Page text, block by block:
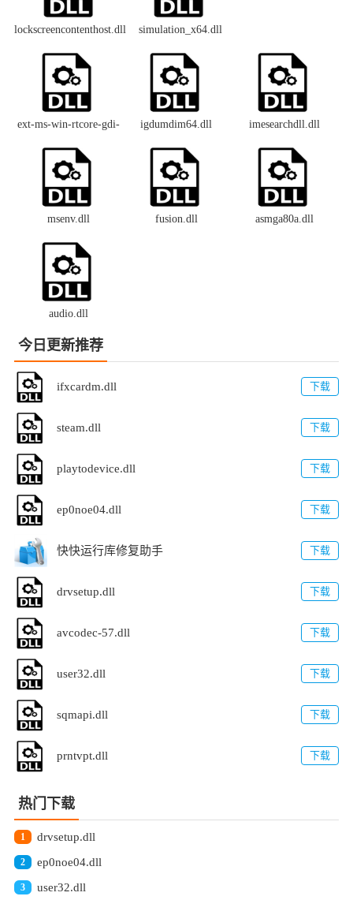
lockscreencontenthost.dll simulation_x64.dll
ext-ms-win-rtcore-gdi-
igdumdim64.dll imesearchdll.dll
msenv.dll fusion.dll asmga80a.dll
audio.dll
今日更新推荐
ifxcardm.dll 下载
steam.dll 下载
playtodevice.dll 下载
ep0noe04.dll 下载
快快运行库修复助手 下载
drvsetup.dll 下载
avcodec-57.dll 下载
user32.dll 下载
sqmapi.dll 下载
prntvpt.dll 下载
热门下载
1 drvsetup.dll
2 ep0noe04.dll
3 user32.dll